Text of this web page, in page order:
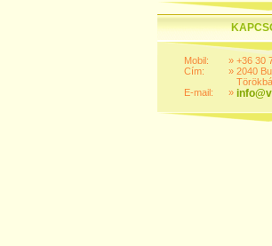
Mobil:
Cím:
E-mail:
»
»
»
+36 30
2040